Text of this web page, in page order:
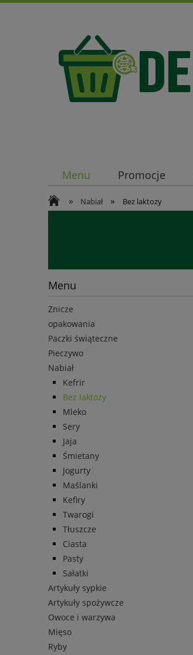
Menu Promocje
» Nabiał » Bez laktozy
Menu
Znicze
opakowania
Paczki świąteczne
Pieczywo
Nabiał
Kefrir
Bez laktozy
Mleko
Sery
Jaja
Śmietany
Jogurty
Maślanki
Kefiry
Twarogi
Tłuszcze
Ciasta
Pasty
Sałatki
Artykuły sypkie
Artykuły spożywcze
Owoce i warzywa
Mięso
Ryby